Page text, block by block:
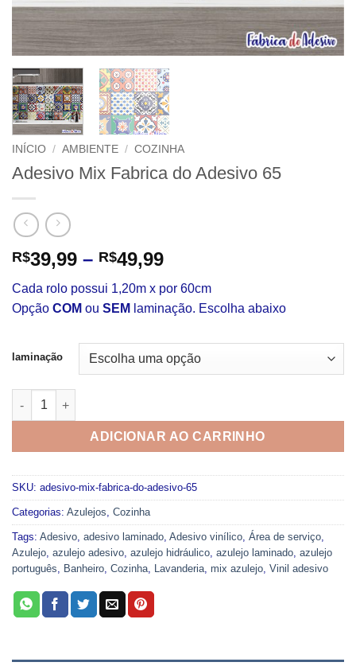
INÍCIO / AMBIENTE / COZINHA
Adesivo Mix Fabrica do Adesivo 65
R$39,99 – R$49,99Faixa
preço:
R$39,99
R$49,99
Cada rolo possui 1,20m x por 60cm
Opção COM ou SEM laminação. Escolha abaixo
laminação
Adesivo Mix Fabrica do Adesivo 65 quantidade
ADICIONAR AO CARRINHO
SKU: adesivo-mix-fabrica-do-adesivo-65
Categorias: Azulejos, Cozinha
Tags: Adesivo, adesivo laminado, Adesivo vinílico, Área de serviço,
Azulejo, azulejo adesivo, azulejo hidráulico, azulejo laminado, azulejo
português, Banheiro, Cozinha, Lavanderia, mix azulejo, Vinil adesivo